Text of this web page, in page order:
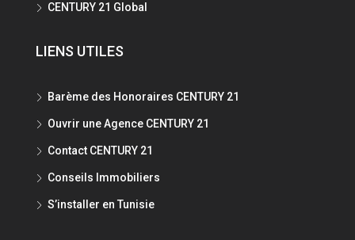
CENTURY 21 Global
LIENS UTILES
Barème des Honoraires CENTURY 21
Ouvrir une Agence CENTURY 21
Contact CENTURY 21
Conseils Immobiliers
S’installer en Tunisie